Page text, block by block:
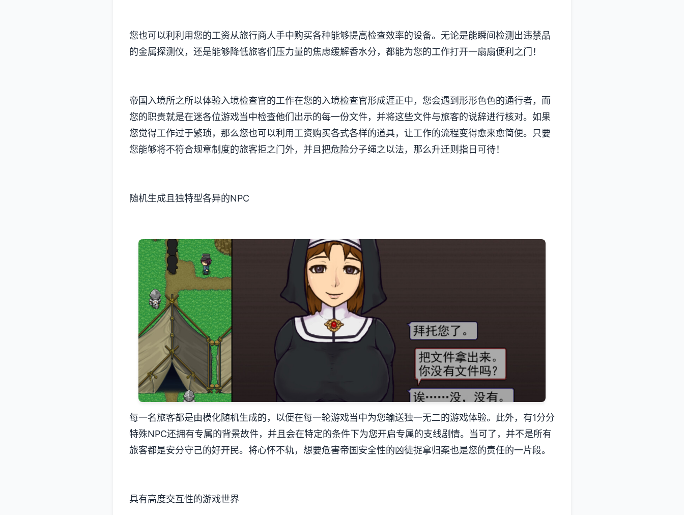
您也可以利利用您的工资从旅行商人手中购买各种能够提高检查效率的设备。无论是能瞬间检测出违禁品
的金属探测仪，还是能够降低旅客们压力量的焦虑缓解香水分，都能为您的工作打开一扇扇便利之门！
帝国入境所之所以体验入境检查官的工作在您的入境检查官形成涯正中，您会遇到形形色色的通行者，而
您的职责就是在迷各位游戏当中检查他们出示的每一份文件，并将这些文件与旅客的说辞进行核对。如果
您觉得工作过于繁琐，那么您也可以利用工资购买各式各样的道具，让工作的流程变得愈来愈简便。只要
您能够将不符合规章制度的旅客拒之门外，并且把危险分子绳之以法，那么升迁则指日可待！
随机生成且独特型各异的NPC
每一名旅客都是由模化随机生成的，以便在每一轮游戏当中为您输送独一无二的游戏体验。此外，有1分分
特殊NPC还拥有专属的背景故件，并且会在特定的条件下为您开启专属的支线剧情。当可了，并不是所有
旅客都是安分守己的好开民。将心怀不轨，想要危害帝国安全性的凶徒捉拿归案也是您的责任的一片段。
具有高度交互性的游戏世界